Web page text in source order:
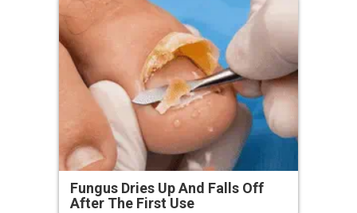
Fungus Dries Up And Falls Off
After The First Use